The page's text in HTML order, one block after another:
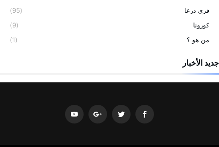
قرى درعا
(95)
كورونا
(9)
من هو ؟
(1)
جديد الأخبار